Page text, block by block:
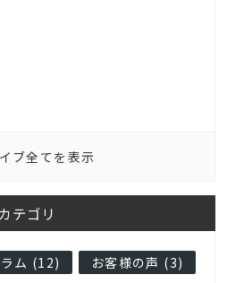
ブ全てを表示
カテゴリ
ム (12) お客様の声 (3)